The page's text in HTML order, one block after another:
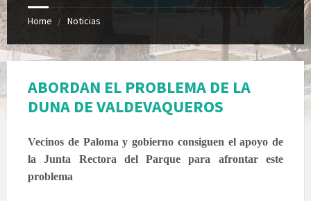
Home Noticias
ABORDAN EL PROBLEMA DE LA
DUNA DE VALDEVAQUEROS
Vecinos de Paloma y gobierno consiguen el apoyo de
la Junta Rectora del Parque para afrontar este
problema